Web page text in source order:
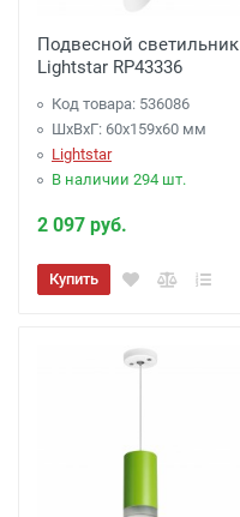
Подвесной светильник
Lightstar RP43336
Код товара: 536086
ШхВхГ: 60x159x60 мм
Lightstar
В наличии 294 шт.
2 097 руб.
Купить